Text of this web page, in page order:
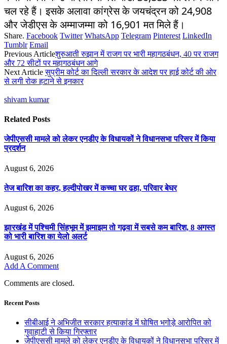
चल रहे हैं। इसके अलावा कांग्रेस के जयचंद्रन को 24,908
और जेडीएस के अम्माजम्मा को 16,901 मत मिले हैं।
Share. Facebook Twitter WhatsApp Telegram Pinterest LinkedIn
Tumblr Email
Previous Articleशुरुआती रुझान में राजग पर भारी महागठबंधन, 40 पर राजग
और 72 सीटों पर महागठबंधन आगे
Next Articleसुप्रीम कोर्ट का दिल्ली सरकार के आदेश पर हाई कोर्ट की ओर
से लगी रोक हटाने से इनकार
shivam kumar
Related Posts
जेपीएससी मामले को लेकर एनडीए के विधायकों ने विधानसभा परिसर में किया
प्रदर्शन
August 6, 2026
तेज बारिश का कहर, हल्दीपोखर में कच्चा घर ढहा, परिवार बेघर
August 6, 2026
झारखंड में पश्चिमी सिंहभूम में झमाझम तो गढ़वा में सबसे कम बारिश, 8 अगस्त
को भारी बारिश का येलो अलर्ट
August 6, 2026
Add A Comment
Comments are closed.
Recent Posts
सीबीआई ने अभिजीत सरकार हत्याकांड में घोषित भगोड़े आरोपित को
गुवाहाटी से किया गिरफ्तार
जेपीएससी मामले को लेकर एनडीए के विधायकों ने विधानसभा परिसर में